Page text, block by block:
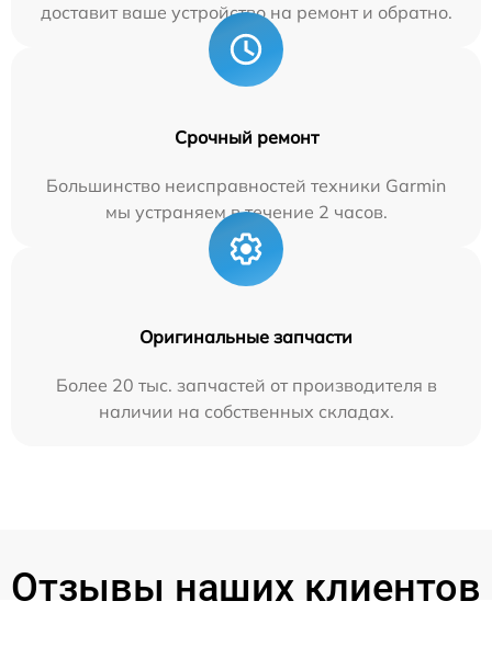
доставит ваше устройство на ремонт и обратно.
Срочный ремонт
Большинство неисправностей техники Garmin
мы устраняем в течение 2 часов.
Оригинальные запчасти
Более 20 тыс. запчастей от производителя в
наличии на собственных складах.
Отзывы наших клиентов